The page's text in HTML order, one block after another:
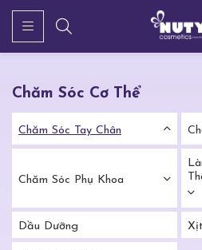
Chăm Sóc Cơ Thể
Chăm Sóc Tay Chân
Chăm Sóc Phụ Khoa
Dầu Dưỡng